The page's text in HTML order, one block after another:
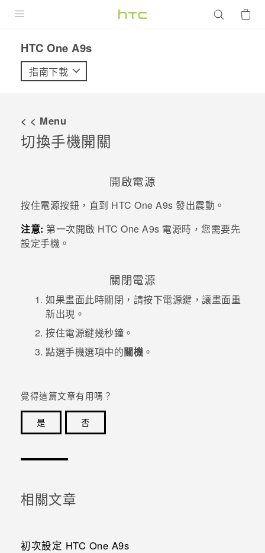
VIVE
焦點訊息
校園專案
銷售門市
銷售通路
支援服務
HTC One A9s‎
指南下載
< < Menu
切換手機開關
開啟電源
按住電源按鈕，直到 HTC One A9s 發出震動。
注意: 第一次開啟 HTC One A9s 電源時，您需要先
設定手機。
關閉電源
如果畫面此時關閉，請按下電源鍵，讓畫面重
新出現。
按住電源鍵幾秒鐘。
點選手機選項中的關機 。
覺得這篇文章有用嗎？
是
否
相關文章
初次設定 HTC One A9s